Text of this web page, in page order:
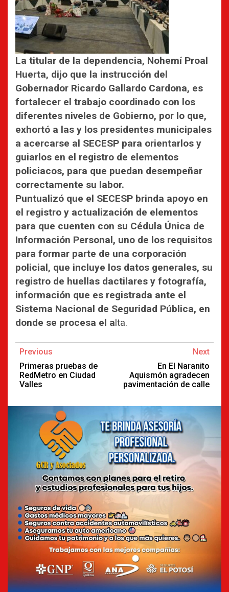
La titular de la dependencia, Nohemí Proal
Huerta, dijo que la instrucción del
Gobernador Ricardo Gallardo Cardona, es
fortalecer el trabajo coordinado con los
diferentes niveles de Gobierno, por lo que,
exhortó a las y los presidentes municipales
a acercarse al SECESP para orientarlos y
guiarlos en el registro de elementos
policiacos, para que puedan desempeñar
correctamente su labor.
Puntualizó que el SECESP brinda apoyo en
el registro y actualización de elementos
para que cuenten con su Cédula Única de
Información Personal, uno de los requisitos
para formar parte de una corporación
policial, que incluye los datos generales, su
registro de huellas dactilares y fotografía,
información que es registrada ante el
Sistema Nacional de Seguridad Pública, en
donde se procesa el alta.
Continue
Reading
Previous
Primeras pruebas de
RedMetro en Ciudad
Valles
Next
En El Naranito
Aquismón agradecen
pavimentación de calle